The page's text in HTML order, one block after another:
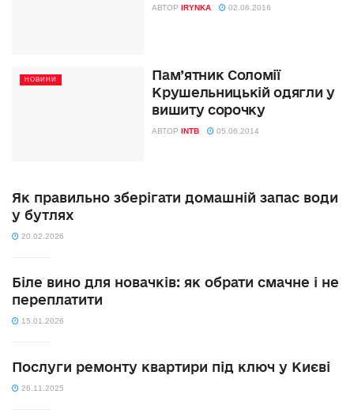
АВТОР IRYNKA 02.06.2016
НОВИНИ
Пам’ятник Соломії
Крушельницькій одягли у
вишиту сорочку
АВТОР INTB 05.06.2014
Як правильно зберігати домашній запас води
у бутлях
20.02.2026
Біле вино для новачків: як обрати смачне і не
переплатити
15.01.2026
Послуги ремонту квартири під ключ у Києві
26.11.2025